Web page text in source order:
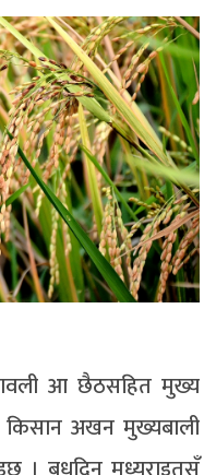
आ छैठसहित मुख्य
अखन मुख्यबाली